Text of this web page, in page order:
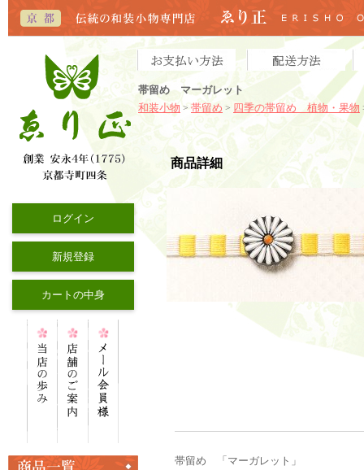
帯留め マーガレット
和装小物 > 帯留め > 四季の帯留め 植物・果物
ログイン
新規登録
カートの中身
商品詳細
帯留め 「マーガレット」